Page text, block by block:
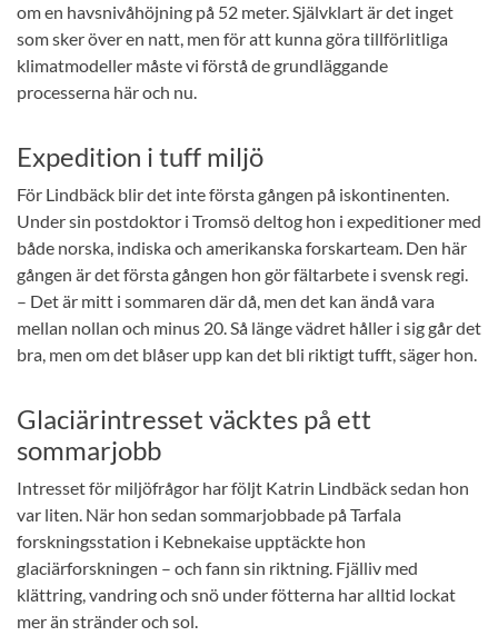
om en havsnivåhöjning på 52 meter. Självklart är det inget
som sker över en natt, men för att kunna göra tillförlitliga
klimatmodeller måste vi förstå de grundläggande
processerna här och nu.
Expedition i tuff miljö
För Lindbäck blir det inte första gången på iskontinenten.
Under sin postdoktor i Tromsö deltog hon i expeditioner med
både norska, indiska och amerikanska forskarteam. Den här
gången är det första gången hon gör fältarbete i svensk regi.
– Det är mitt i sommaren där då, men det kan ändå vara
mellan nollan och minus 20. Så länge vädret håller i sig går det
bra, men om det blåser upp kan det bli riktigt tufft, säger hon.
Glaciärintresset väcktes på ett
sommarjobb
Intresset för miljöfrågor har följt Katrin Lindbäck sedan hon
var liten. När hon sedan sommarjobbade på Tarfala
forskningsstation i Kebnekaise upptäckte hon
glaciärforskningen – och fann sin riktning. Fjälliv med
klättring, vandring och snö under fötterna har alltid lockat
mer än stränder och sol.